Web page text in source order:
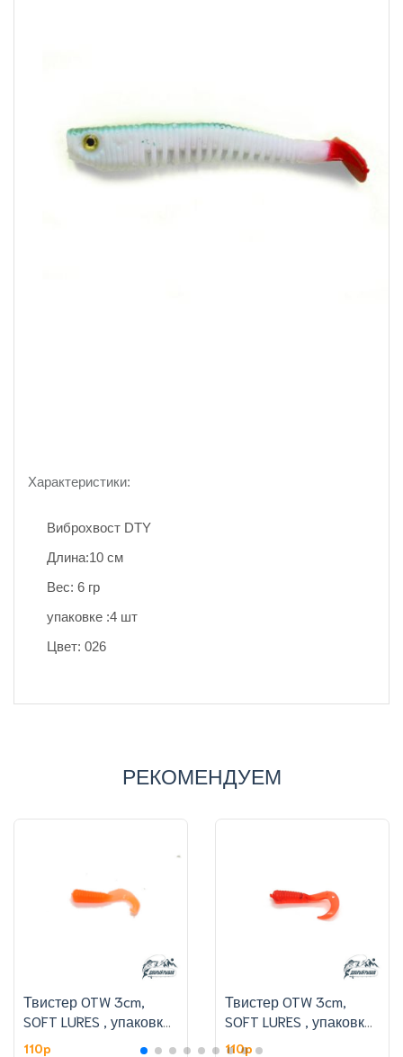
Характеристики:
Виброхвост DTY
Длина:10 см
Вес: 6 гр
упаковке :4 шт
Цвет: 026
РЕКОМЕНДУЕМ
Твистер OTW 3cm,
SOFT LURES , упаковке
50 шт,цвет 308#
110p
Твистер OTW 3cm,
SOFT LURES , упаковке
50 шт,цвет 301#
110p